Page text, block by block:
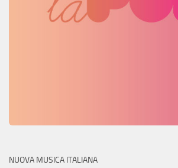
NUOVA MUSICA ITALIANA